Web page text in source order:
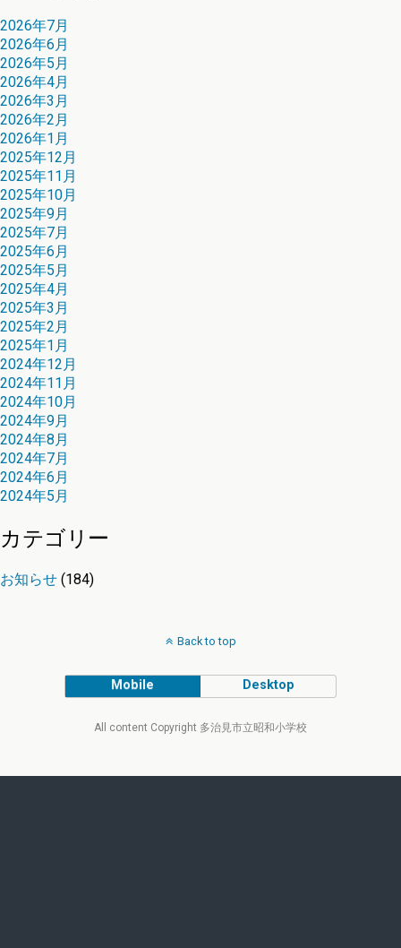
2026年7月
2026年6月
2026年5月
2026年4月
2026年3月
2026年2月
2026年1月
2025年12月
2025年11月
2025年10月
2025年9月
2025年7月
2025年6月
2025年5月
2025年4月
2025年3月
2025年2月
2025年1月
2024年12月
2024年11月
2024年10月
2024年9月
2024年8月
2024年7月
2024年6月
2024年5月
カテゴリー
お知らせ (184)
Back to top
Mobile Desktop
All content Copyright 多治見市立昭和小学校